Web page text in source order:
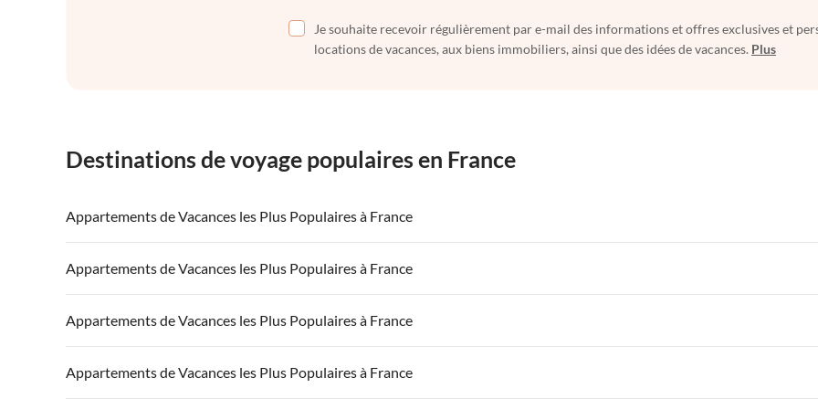
Je souhaite recevoir régulièrement par e-mail des informations et offres exclusives et
locations de vacances, aux biens immobiliers, ainsi que des idées de vacances. Plus
Destinations de voyage populaires en France
Appartements de Vacances les Plus Populaires à France
Appartements de Vacances à France Appartements de Vacances à Paris-Ile de France
Appartements de Vacances à Côte atlantique Appartements de Vacances à la Normandie Appartements de Vacances à Sud de la
Appartements de Vacances à Côte d'Azur
Appartements de Vacances les Plus Populaires à France
Appartements de Vacances à France Appartements de Vacances à Paris-Ile de France
Appartements de Vacances à Côte atlantique Appartements de Vacances à la Normandie Appartements de Vacances à Sud de la
Appartements de Vacances à Côte d'Azur
Appartements de Vacances les Plus Populaires à France
Appartements de Vacances à France Appartements de Vacances à Paris-Ile de France
Appartements de Vacances à Côte atlantique Appartements de Vacances à la Normandie Appartements de Vacances à Sud de la
Appartements de Vacances les Plus Populaires à France